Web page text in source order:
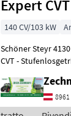
Expert CVT
140 CV/103 kW
Schöner Steyr
CVT - Stufenlosgetriebe -
Kabinenfederung -
Druckluft-
- LED-